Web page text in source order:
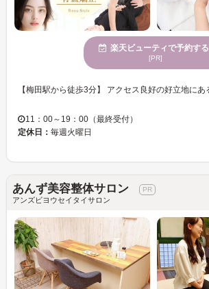
楽天ビューティで予約する
[PR]
11：00～19：00（最終受付）
定休日： 毎週火曜日
あんず美容整体サロン
アンズビヨウセイタイサロン